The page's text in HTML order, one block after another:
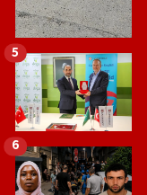
5
6